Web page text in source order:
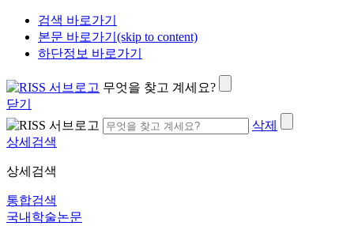
검색 바로가기
본문 바로가기(skip to content)
하단정보 바로가기
무엇을 찾고 계세요?
닫기
삭제
상세검색
상세검색
통합검색
국내학술논문